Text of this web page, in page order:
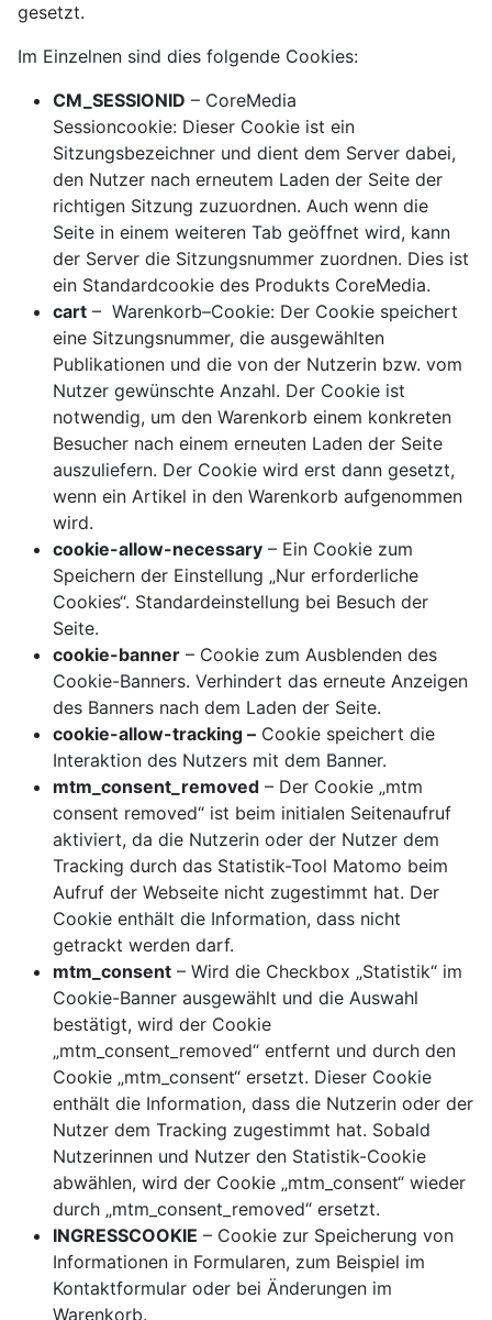
gesetzt.
Im Einzelnen sind dies folgende Cookies:
CM_SESSIONID – CoreMedia
Sessioncookie: Dieser Cookie ist ein
Sitzungsbezeichner und dient dem Server dabei,
den Nutzer nach erneutem Laden der Seite der
richtigen Sitzung zuzuordnen. Auch wenn die
Seite in einem weiteren Tab geöffnet wird, kann
der Server die Sitzungsnummer zuordnen. Dies ist
ein Standardcookie des Produkts CoreMedia.
cart – Warenkorb–Cookie: Der Cookie speichert
eine Sitzungsnummer, die ausgewählten
Publikationen und die von der Nutzerin bzw. vom
Nutzer gewünschte Anzahl. Der Cookie ist
notwendig, um den Warenkorb einem konkreten
Besucher nach einem erneuten Laden der Seite
auszuliefern. Der Cookie wird erst dann gesetzt,
wenn ein Artikel in den Warenkorb aufgenommen
wird.
cookie-allow-necessary – Ein Cookie zum
Speichern der Einstellung „Nur erforderliche
Cookies“. Standardeinstellung bei Besuch der
Seite.
cookie-banner – Cookie zum Ausblenden des
Cookie-Banners. Verhindert das erneute Anzeigen
des Banners nach dem Laden der Seite.
cookie-allow-tracking – Cookie speichert die
Interaktion des Nutzers mit dem Banner.
mtm_consent_removed – Der Cookie „mtm
consent removed“ ist beim initialen Seitenaufruf
aktiviert, da die Nutzerin oder der Nutzer dem
Tracking durch das Statistik-Tool Matomo beim
Aufruf der Webseite nicht zugestimmt hat. Der
Cookie enthält die Information, dass nicht
getrackt werden darf.
mtm_consent – Wird die Checkbox „Statistik“ im
Cookie-Banner ausgewählt und die Auswahl
bestätigt, wird der Cookie
„mtm_consent_removed“ entfernt und durch den
Cookie „mtm_consent“ ersetzt. Dieser Cookie
enthält die Information, dass die Nutzerin oder der
Nutzer dem Tracking zugestimmt hat. Sobald
Nutzerinnen und Nutzer den Statistik-Cookie
abwählen, wird der Cookie „mtm_consent“ wieder
durch „mtm_consent_removed“ ersetzt.
INGRESSCOOKIE – Cookie zur Speicherung von
Informationen in Formularen, zum Beispiel im
Kontaktformular oder bei Änderungen im
Warenkorb.